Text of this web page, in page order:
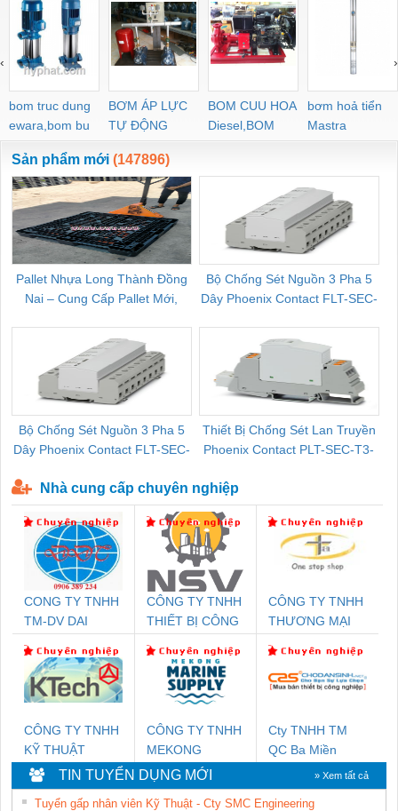
bom truc dung
ewara,bom bu
ewara
BƠM ÁP LỰC
TỰ ĐỘNG
BOM CUU HOA
Diesel,BOM
CHUA CHAY
bơm hoả tiển
Mastra
‹ ›
Sản phẩm mới (147896)
Pallet Nhựa Long Thành Đồng
Nai – Cung Cấp Pallet Mới,
Bộ Chống Sét Nguồn 3 Pha 5
Dây Phoenix Contact FLT-SEC-
Bộ Chống Sét Nguồn 3 Pha 5
Dây Phoenix Contact FLT-SEC-
Thiết Bị Chống Sét Lan Truyền
Phoenix Contact PLT-SEC-T3-
Nhà cung cấp chuyên nghiệp
CONG TY TNHH
TM-DV DAI
CÔNG TY TNHH
THIẾT BỊ CÔNG
SETSUBI VIỆT
NAM
CÔNG TY TNHH
THƯƠNG MẠI
NAM
CÔNG TY TNHH
KỸ THUẬT
KTECH VIỆT
NAM
CÔNG TY TNHH
MEKONG
MARINE
SUPPLY
Cty TNHH TM
QC Ba Miền
TIN TUYỂN DỤNG MỚI » Xem tất cả
Tuyển gấp nhân viên Kỹ Thuật - Cty SMC Engineering